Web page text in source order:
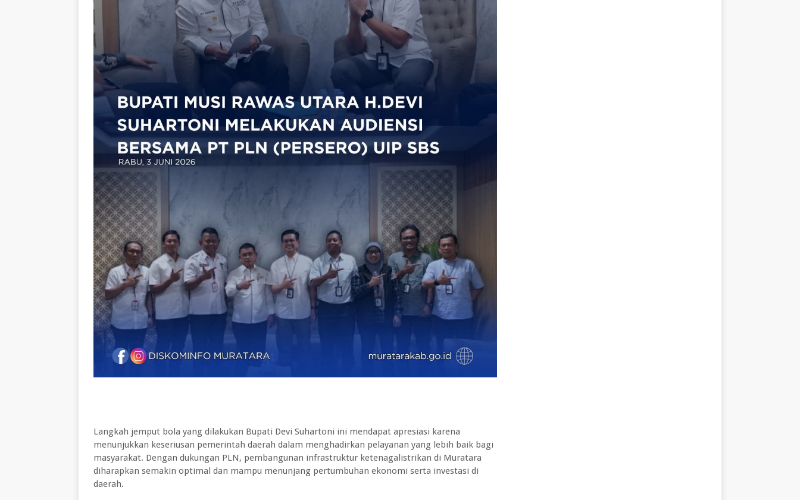
Langkah jemput bola yang dilakukan Bupati Devi Suhartoni ini mendapat apresiasi karena
menunjukkan keseriusan pemerintah daerah dalam menghadirkan pelayanan yang lebih baik bagi
masyarakat. Dengan dukungan PLN, pembangunan infrastruktur ketenagalistrikan di Muratara
diharapkan semakin optimal dan mampu menunjang pertumbuhan ekonomi serta investasi di
daerah.